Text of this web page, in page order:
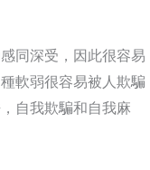
同深受，因此很容易
軟弱很容易被人欺騙
自我欺騙和自我麻